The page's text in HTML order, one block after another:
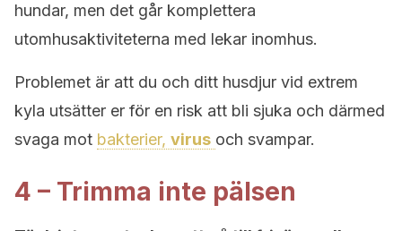
hundar, men det går komplettera
utomhusaktiviteterna med lekar inomhus.
Problemet är att du och ditt husdjur vid extrem
kyla utsätter er för en risk att bli sjuka och därmed
svaga mot bakterier, virus och svampar.
4 – Trimma inte pälsen